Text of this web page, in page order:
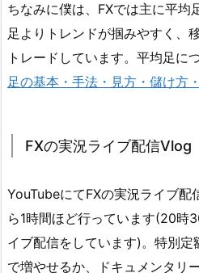
ちなみに僕は、FXでは主に平均
足よりトレンドが掴みやすく、
トレードしています。平均足に
足の基本・手法・見方・儲け方
FXの実況ライブ配信Vlog
YouTubeにてFXの実況ライブ
ら1時間ほど行っています(20時
イブ配信をしています)。特別定
で増やせるか、ドキュメンタリ